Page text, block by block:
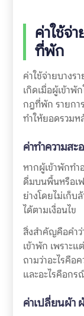
ค่าใช้จ่
ที่พัก
ค่าใช้จ่ายบางร
เกิดเมื่อผู้เข้าพั
กฎที่พัก รายกา
ทำให้ยอดรวมห
ค่าทำความสะ
หากผู้เข้าพักทำ
ดื่มบนพื้นหรือเ
ย่างโดยไม่เก็บ
ได้ตามเงื่อนไข
สิ่งสำคัญคือคำ
เข้าพัก เพราะ
ถามว่าอะไรคือ
และอะไรคือก
ค่าเปลี่ยนผ้า